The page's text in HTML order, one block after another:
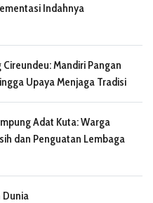
Indahnya
Mandiri Pangan
Upaya Menjaga Tradisi
Adat Kuta: Warga
dan Penguatan Lembaga
Dunia